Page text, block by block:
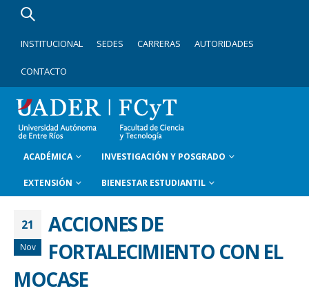
INSTITUCIONAL SEDES CARRERAS AUTORIDADES
CONTACTO
ACADÉMICA INVESTIGACIÓN Y POSGRADO
EXTENSIÓN BIENESTAR ESTUDIANTIL
21
Nov
ACCIONES DE
FORTALECIMIENTO CON EL
MOCASE